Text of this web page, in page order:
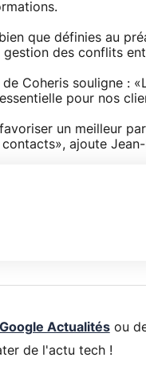
que définies au
des conflits
de Coheris souligne :
pour nos
un meilleur
ajoute Jean-
Google Actualitésou
de l'actu tech !